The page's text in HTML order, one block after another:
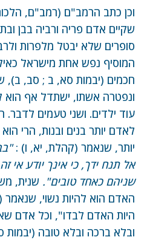
וכן כתב הרמב"ם (רמב"ם,
שקיים אדם פריה ורביה בבן
סופרים שלא יבטל מלפרות
המוסיף נפש אחת מישראל
חכמים (יבמות סא, ב ; סב, ב),
ונפטרה אשתו, ישתדל אף הוא
עוד ילדים. ושני טעמים
לאדם יותר בנים ובנות, הרי
יותר, שנאמר (קהלת, יא, ו) :
אל תנח ידך, כי אינך יודע אי
שניהם כאחד טובים". שנית,
האדם הוא להיות נשוי,
היות האדם לבדו", וכל אדם
ובלא ברכה ובלא טובה (יבמות